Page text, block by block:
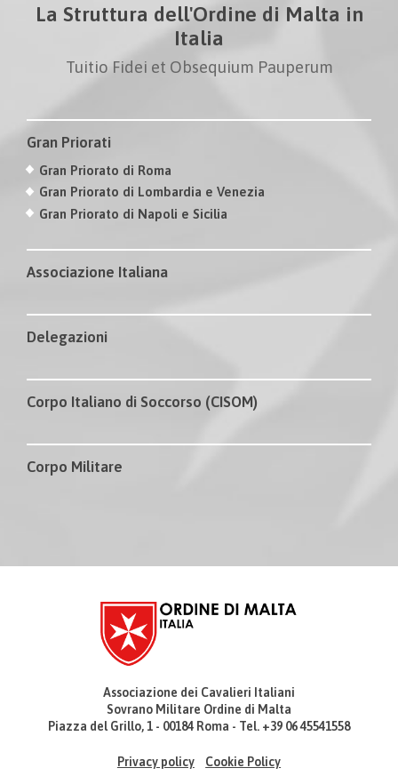
La Struttura dell'Ordine di Malta in
Italia
Tuitio Fidei et Obsequium Pauperum
Gran Priorati
Gran Priorato di Roma
Gran Priorato di Lombardia e Venezia
Gran Priorato di Napoli e Sicilia
Associazione Italiana
Delegazioni
Corpo Italiano di Soccorso (CISOM)
Corpo Militare
Associazione dei Cavalieri Italiani
Sovrano Militare Ordine di Malta
Piazza del Grillo, 1 - 00184 Roma - Tel. +39 06 45541558
Privacy policy
Cookie Policy